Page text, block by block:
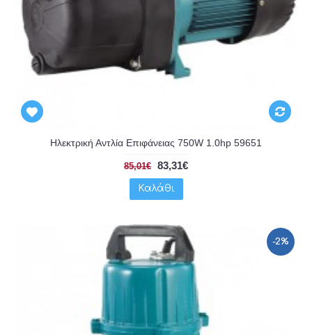
Ηλεκτρική Αντλία Επιφάνειας 750W 1.0hp 59651
85,01€ 83,31€
Καλάθι
-2%